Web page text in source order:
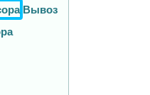
Вывоз